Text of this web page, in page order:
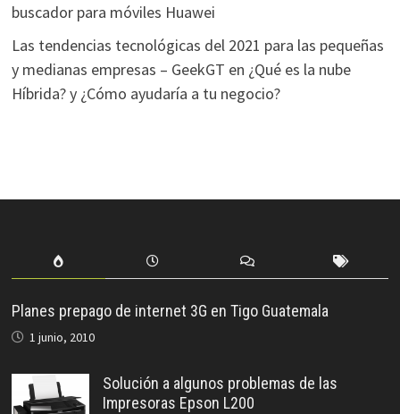
buscador para móviles Huawei
Las tendencias tecnológicas del 2021 para las pequeñas
y medianas empresas – GeekGT en ¿Qué es la nube
Híbrida? y ¿Cómo ayudaría a tu negocio?
Planes prepago de internet 3G en Tigo Guatemala
1 junio, 2010
Solución a algunos problemas de las
Impresoras Epson L200